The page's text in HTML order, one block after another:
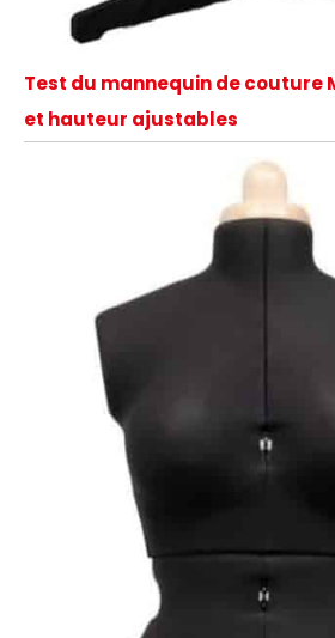
Test du mannequin de couture
et hauteur ajustables